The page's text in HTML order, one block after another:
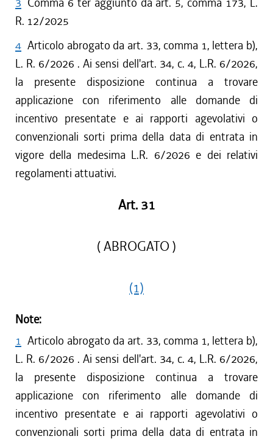
R. 12/2025
4 Articolo abrogato da art. 33, comma 1, lettera b),
L. R. 6/2026 . Ai sensi dell'art. 34, c. 4, L.R. 6/2026,
la presente disposizione continua a trovare
applicazione con riferimento alle domande di
incentivo presentate e ai rapporti agevolativi o
convenzionali sorti prima della data di entrata in
vigore della medesima L.R. 6/2026 e dei relativi
regolamenti attuativi.
Art. 31
( ABROGATO )
(1)
Note:
1 Articolo abrogato da art. 33, comma 1, lettera b),
L. R. 6/2026 . Ai sensi dell'art. 34, c. 4, L.R. 6/2026,
la presente disposizione continua a trovare
applicazione con riferimento alle domande di
incentivo presentate e ai rapporti agevolativi o
convenzionali sorti prima della data di entrata in